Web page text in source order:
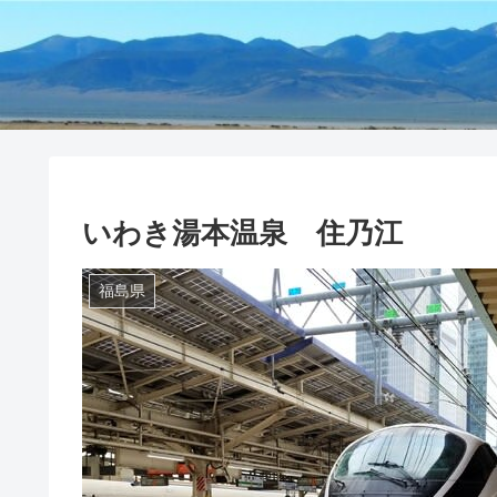
いわき湯本温泉 住乃江
福島県